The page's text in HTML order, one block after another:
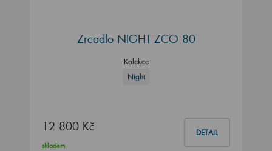
Zrcadlo NIGHT ZCO 80
Kolekce
Night
12 800 Kč DETAIL
skladem